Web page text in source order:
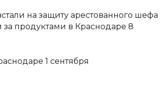
на защиту арестованного шефа
продуктами в Краснодаре 8
1 сентября